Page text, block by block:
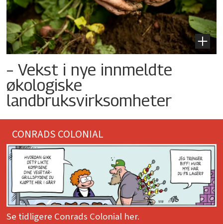
– Vekst i nye innmeldte
økologiske
landbruksvirksomheter
CONRADS COLONIAL
Se tidligere Conrads Colonial her.